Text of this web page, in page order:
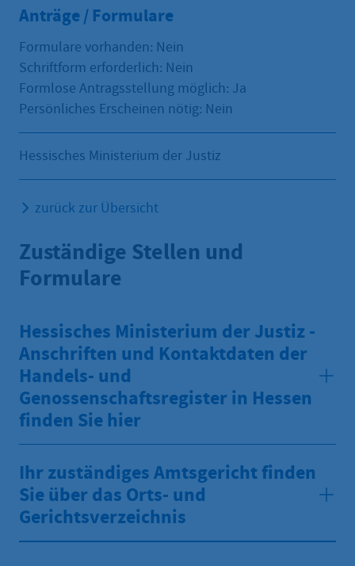
Anträge / Formulare
Formulare vorhanden: Nein
Schriftform erforderlich: Nein
Formlose Antragsstellung möglich: Ja
Persönliches Erscheinen nötig: Nein
Hessisches Ministerium der Justiz
zurück zur Übersicht
Zuständige Stellen und
Formulare
Hessisches Ministerium der Justiz -
Anschriften und Kontaktdaten der
Handels- und
Genossenschaftsregister in Hessen
finden Sie hier
Ihr zuständiges Amtsgericht finden
Sie über das Orts- und
Gerichtsverzeichnis